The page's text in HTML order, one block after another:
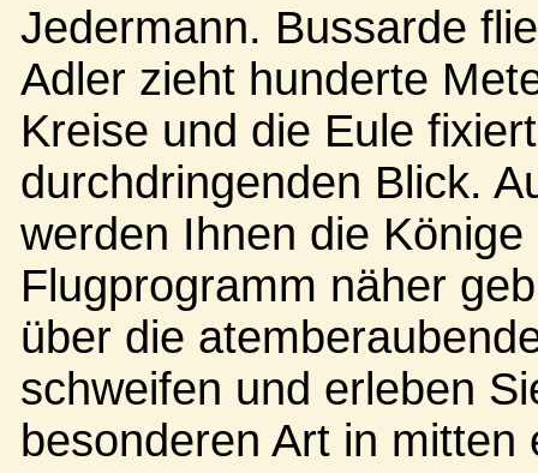
Jedermann. Bussarde
Adler zieht hunderte
Kreise und die Eule
durchdringenden Blick.
werden Ihnen die
Flugprogramm näher
über die
schweifen und erleben
besonderen Art in